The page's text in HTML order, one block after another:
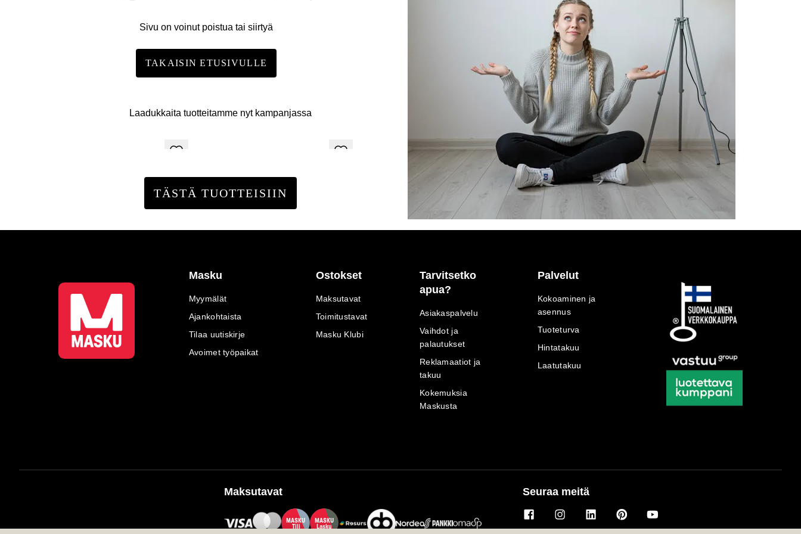
Sivu on voinut poistua tai siirtyä
TAKAISIN ETUSIVULLE
Laadukkaita tuotteitamme nyt kampanjassa
TÄSTÄ TUOTTEISIIN
Masku
Myymälät
Ajankohtaista
Tilaa uutiskirje
Avoimet työpaikat
Ostokset
Maksutavat
Toimitustavat
Masku Klubi
Tarvitsetko
apua?
Asiakaspalvelu
Vaihdot ja
palautukset
Reklamaatiot ja
takuu
Kokemuksia
Maskusta
Palvelut
Kokoaminen ja
asennus
Tuoteturva
Hintatakuu
Laatutakuu
Maksutavat
MASKU
Tili
MASKU
Lasku
Seuraa meitä